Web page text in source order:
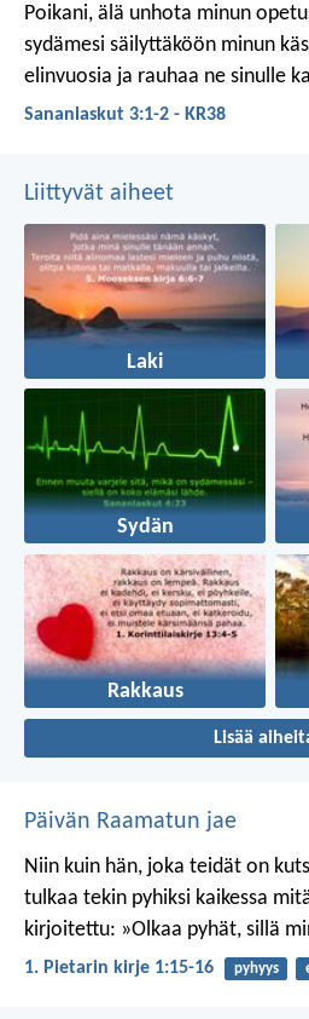
Poikani, älä unhota minun
sydämesi säilyttäköön minun
elinvuosia ja rauhaa ne sinulle
Sananlaskut 3:1-2 - KR38
Liittyvät aiheet
Laki
Sydän
Rakkaus
Lisää
Päivän Raamatun jae
Niin kuin hän, joka teidät on
tulkaa tekin pyhiksi kaikessa
kirjoitettu: »Olkaa pyhät, sillä
1. Pietarin kirje 1:15-16 pyhyys